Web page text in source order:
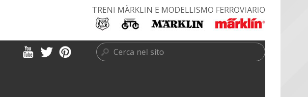
TRENI MÄRKLIN E MODELLISMO FERROVIARIO